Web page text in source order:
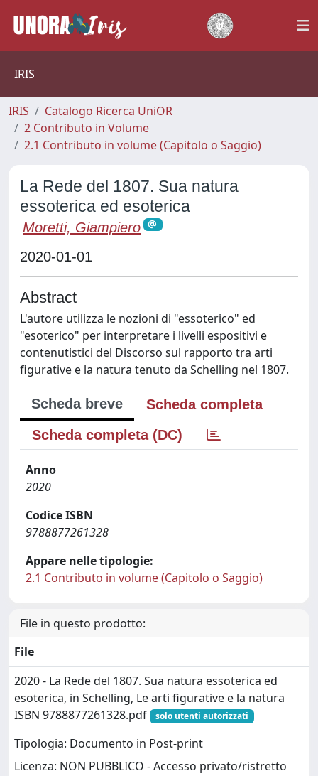
IRIS
IRIS
Catalogo Ricerca UniOR
2 Contributo in Volume
2.1 Contributo in volume (Capitolo o Saggio)
La Rede del 1807. Sua natura
essoterica ed esoterica
Moretti, Giampiero
2020-01-01
Abstract
L'autore utilizza le nozioni di "essoterico" ed
"esoterico" per interpretare i livelli espositivi e
contenutistici del Discorso sul rapporto tra arti
figurative e la natura tenuto da Schelling nel 1807.
Scheda breve
Scheda completa
Scheda completa (DC)
Anno
2020
Codice ISBN
9788877261328
Appare nelle tipologie:
2.1 Contributo in volume (Capitolo o Saggio)
File in questo prodotto:
File
2020 - La Rede del 1807. Sua natura essoterica ed
esoterica, in Schelling, Le arti figurative e la natura
ISBN 9788877261328.pdf
solo utenti autorizzati
Tipologia: Documento in Post-print
Licenza: NON PUBBLICO - Accesso privato/ristretto